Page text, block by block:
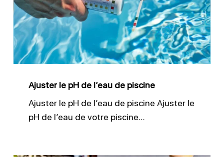
de
l’eau
de
piscine
Ajuster le pH de l’eau de piscine
Ajuster le pH de l’eau de piscine Ajuster le
pH de l’eau de votre piscine…